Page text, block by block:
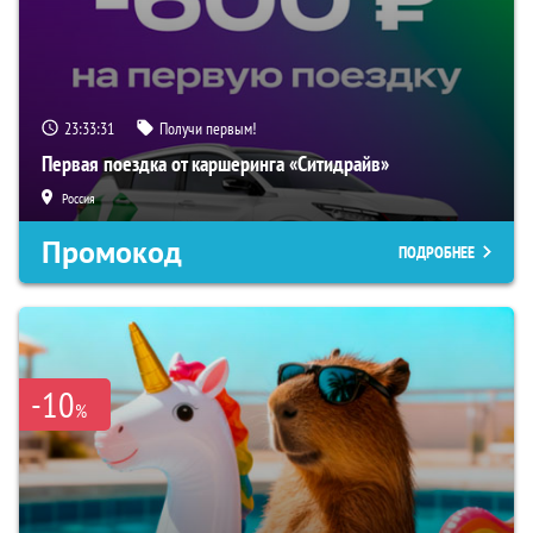
23:33:30 Получи первым!
Первая поездка от каршеринга «Ситидрайв»
Россия
Промокод ПОДРОБНЕЕ
-10%